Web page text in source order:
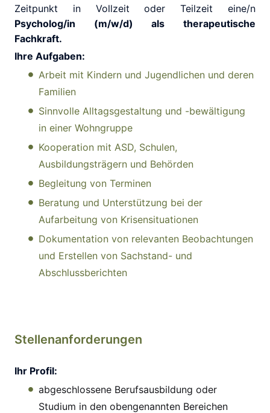
Zeitpunkt in Vollzeit oder Teilzeit eine/n
Psycholog/in (m/w/d) als therapeutische
Fachkraft.
Ihre Aufgaben:
Arbeit mit Kindern und Jugendlichen und deren
Familien
Sinnvolle Alltagsgestaltung und -bewältigung
in einer Wohngruppe
Kooperation mit ASD, Schulen,
Ausbildungsträgern und Behörden
Begleitung von Terminen
Beratung und Unterstützung bei der
Aufarbeitung von Krisensituationen
Dokumentation von relevanten Beobachtungen
und Erstellen von Sachstand- und
Abschlussberichten
Stellenanforderungen
Ihr Profil:
abgeschlossene Berufsausbildung oder
Studium in den obengenannten Bereichen